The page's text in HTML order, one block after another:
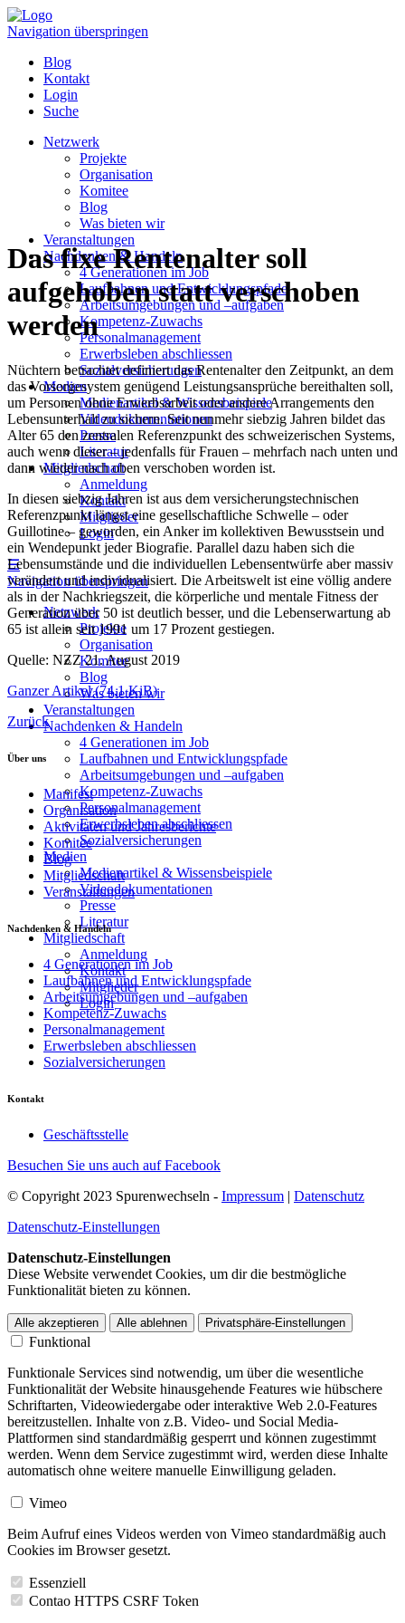
Navigation überspringen
Blog
Kontakt
Login
Suche
Netzwerk
Projekte
Organisation
Komitee
Blog
Was bieten wir
Veranstaltungen
Nachdenken & Handeln
4 Generationen im Job
Laufbahnen und Entwicklungspfade
Arbeitsumgebungen und –aufgaben
Kompetenz-Zuwachs
Personalmanagement
Erwerbsleben abschliessen
Sozialversicherungen
Medien
Medienartikel & Wissensbeispiele
Videodokumentationen
Presse
Literatur
Mitgliedschaft
Anmeldung
Kontakt
Mitglieder
Login
☰
Navigation überspringen
Netzwerk
Projekte
Organisation
Komitee
Blog
Was bieten wir
Veranstaltungen
Nachdenken & Handeln
4 Generationen im Job
Laufbahnen und Entwicklungspfade
Arbeitsumgebungen und –aufgaben
Kompetenz-Zuwachs
Personalmanagement
Erwerbsleben abschliessen
Sozialversicherungen
Medien
Medienartikel & Wissensbeispiele
Videodokumentationen
Presse
Literatur
Mitgliedschaft
Anmeldung
Kontakt
Mitglieder
Login
Das fixe Rentenalter soll
aufgehoben statt verschoben
werden
Nüchtern betrachtet definiert das Rentenalter den Zeitpunkt, an dem
das Vorsorgesystem genügend Leistungsansprüche bereithalten soll,
um Personen ohne Erwerbsarbeit oder andere Arrangements den
Lebensunterhalt zu sichern. Seit nunmehr siebzig Jahren bildet das
Alter 65 den zentralen Referenzpunkt des schweizerischen Systems,
auch wenn dieser – jedenfalls für Frauen – mehrfach nach unten und
dann wieder nach oben verschoben worden ist.
In diesen siebzig Jahren ist aus dem versicherungstechnischen
Referenzpunkt längst eine gesellschaftliche Schwelle – oder
Guillotine – geworden, ein Anker im kollektiven Bewusstsein und
ein Wendepunkt jeder Biografie. Parallel dazu haben sich die
Lebensumstände und die individuellen Lebensentwürfe aber massiv
verändert und individualisiert. Die Arbeitswelt ist eine völlig andere
als in der Nachkriegszeit, die körperliche und mentale Fitness der
Generation über 50 ist deutlich besser, und die Lebenserwartung ab
65 ist allein seit 1991 um 17 Prozent gestiegen.
Quelle: NZZ 21. August 2019
Ganzer Artikel(74,1 KiB)
Zurück
Über uns
Manifest
Organisation
Aktivitäten und Jahresberichte
Komitee
Blog
Mitgliedschaft
Veranstaltungen
Nachdenken & Handeln
4 Generationen im Job
Laufbahnen und Entwicklungspfade
Arbeitsumgebungen und –aufgaben
Kompetenz-Zuwachs
Personalmanagement
Erwerbsleben abschliessen
Sozialversicherungen
Kontakt
Geschäftsstelle
Besuchen Sie uns auch auf Facebook
© Copyright 2023 Spurenwechseln - Impressum | Datenschutz
Datenschutz-Einstellungen
Datenschutz-Einstellungen
Diese Website verwendet Cookies, um dir die bestmögliche
Funktionalität bieten zu können.
Alle akzeptieren Alle ablehnen Privatsphäre-Einstellungen
Funktional
Funktionale Services sind notwendig, um über die wesentliche
Funktionalität der Website hinausgehende Features wie hübschere
Schriftarten, Videowiedergabe oder interaktive Web 2.0-Features
bereitzustellen. Inhalte von z.B. Video- und Social Media-
Plattformen sind standardmäßig gesperrt und können zugestimmt
werden. Wenn dem Service zugestimmt wird, werden diese Inhalte
automatisch ohne weitere manuelle Einwilligung geladen.
Vimeo
Beim Aufruf eines Videos werden von Vimeo standardmäßig auch
Cookies im Browser gesetzt.
Essenziell
Contao HTTPS CSRF Token